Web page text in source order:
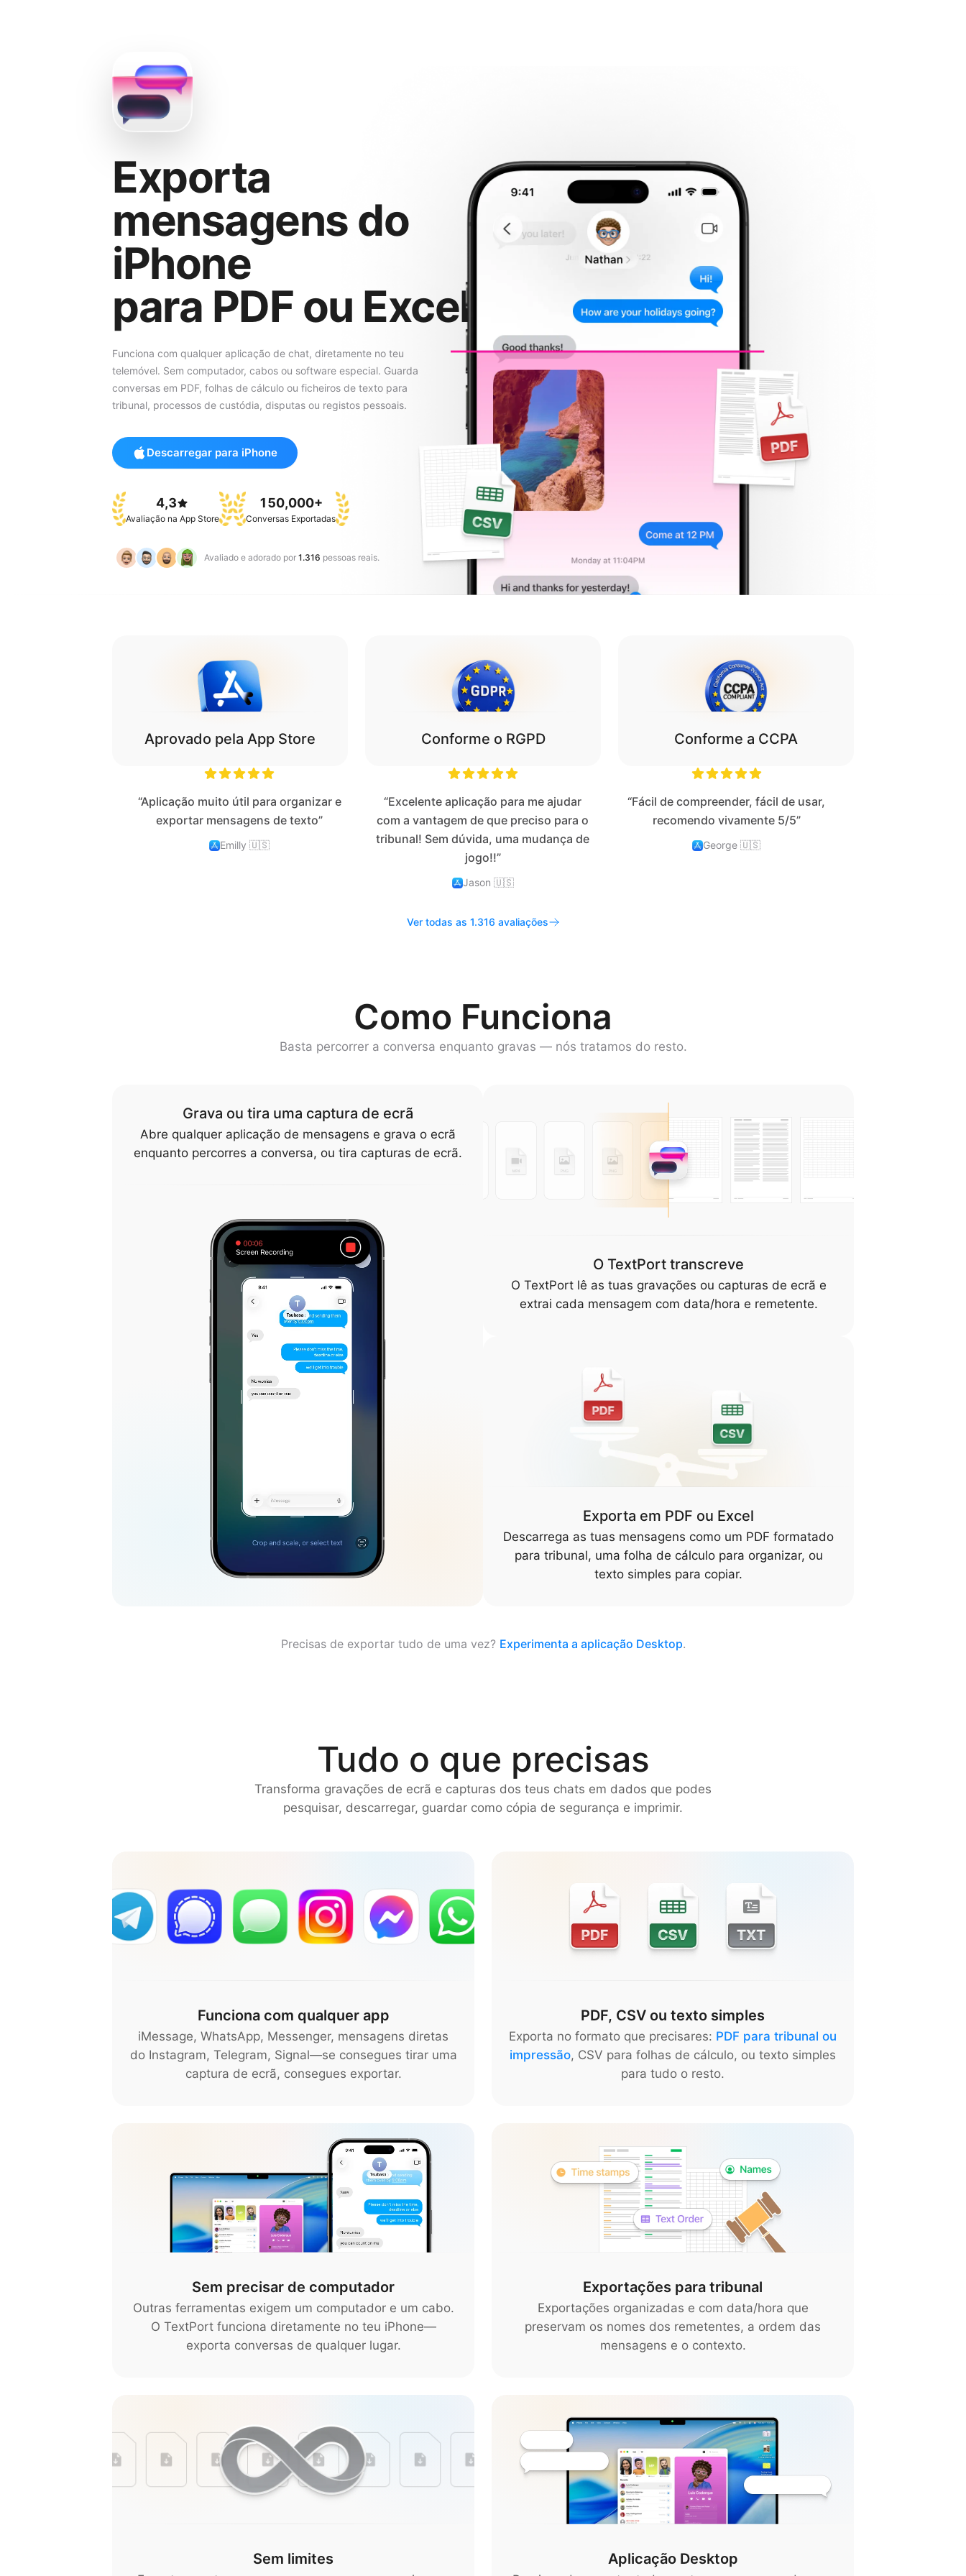
Exporta
mensagens do
iPhone
para PDF ou Excel
Funciona com qualquer aplicação de chat, diretamente no teu
telemóvel. Sem computador, cabos ou software especial. Guarda
conversas em PDF, folhas de cálculo ou ficheiros de texto para
tribunal, processos de custódia, disputas ou registos pessoais.
Descarregar para iPhone
4,3
Avaliação na App Store
150,000+
Conversas Exportadas
Avaliado e adorado por 1.316 pessoas reais.
Aprovado pela App Store Conforme o RGPD Conforme a CCPA
“Aplicação muito útil para organizar e
exportar mensagens de texto”
Emilly🇺🇸
“Excelente aplicação para me ajudar
com a vantagem de que preciso para o
tribunal! Sem dúvida, uma mudança de
jogo!!”
Jason 🇺🇸
“Fácil de compreender, fácil de usar,
recomendo vivamente 5/5”
George🇺🇸
Ver todas as 1.316 avaliações
Como Funciona
Basta percorrer a conversa enquanto gravas — nós tratamos do resto.
Grava ou tira uma captura de ecrã
Abre qualquer aplicação de mensagens e grava o ecrã
enquanto percorres a conversa, ou tira capturas de ecrã.
O TextPort transcreve
O TextPort lê as tuas gravações ou capturas de ecrã e
extrai cada mensagem com data/hora e remetente.
Exporta em PDF ou Excel
Descarrega as tuas mensagens como um PDF formatado
para tribunal, uma folha de cálculo para organizar, ou
texto simples para copiar.
Precisas de exportar tudo de uma vez? Experimenta a aplicação Desktop.
Tudo o que precisas
Transforma gravações de ecrã e capturas dos teus chats em dados que podes
pesquisar, descarregar, guardar como cópia de segurança e imprimir.
Funciona com qualquer app
iMessage, WhatsApp, Messenger, mensagens diretas
do Instagram, Telegram, Signal—se consegues tirar uma
captura de ecrã, consegues exportar.
PDF, CSV ou texto simples
Exporta no formato que precisares: PDF para tribunal ou
impressão, CSV para folhas de cálculo, ou texto simples
para tudo o resto.
Sem precisar de computador
Outras ferramentas exigem um computador e um cabo.
O TextPort funciona diretamente no teu iPhone—
exporta conversas de qualquer lugar.
Exportações para tribunal
Exportações organizadas e com data/hora que
preservam os nomes dos remetentes, a ordem das
mensagens e o contexto.
Sem limites Aplicação Desktop